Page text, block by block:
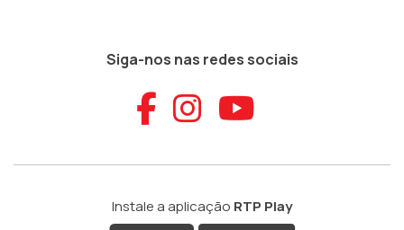
Siga-nos nas redes sociais
Aceder ao
Aceder ao
Aceder
Instale a aplicação RTP Play